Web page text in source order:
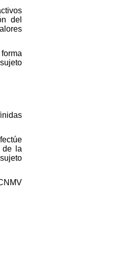
del
de la